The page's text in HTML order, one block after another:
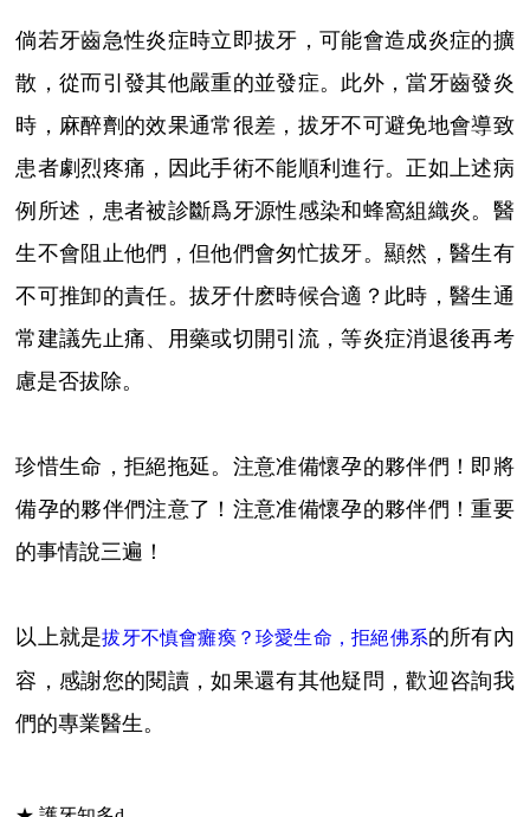
倘若牙齒急性炎症時立即拔牙，可能會造成炎症的擴
散，從而引發其他嚴重的並發症。此外，當牙齒發炎
時，麻醉劑的效果通常很差，拔牙不可避免地會導致
患者劇烈疼痛，因此手術不能順利進行。正如上述病
例所述，患者被診斷爲牙源性感染和蜂窩組織炎。醫
生不會阻止他們，但他們會匆忙拔牙。顯然，醫生有
不可推卸的責任。拔牙什麽時候合適？此時，醫生通
常建議先止痛、用藥或切開引流，等炎症消退後再考
慮是否拔除。
珍惜生命，拒絕拖延。注意准備懷孕的夥伴們！即將
備孕的夥伴們注意了！注意准備懷孕的夥伴們！重要
的事情說三遍！
以上就是拔牙不慎會癱瘓？珍愛生命，拒絕佛系的所有內
容，感謝您的閱讀，如果還有其他疑問，歡迎咨詢我
們的專業醫生。